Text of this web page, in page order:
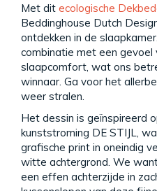
Met dit ecologische
Beddinghouse Dutch
ontdekken in de
combinatie met een gevoel
slaapcomfort, wat ons
winnaar. Ga voor het
weer stralen.
Het dessin is geïnspireerd
kunststroming DE STIJL,
grafische print in oneindig
witte achtergrond. We
een effen achterzijde in